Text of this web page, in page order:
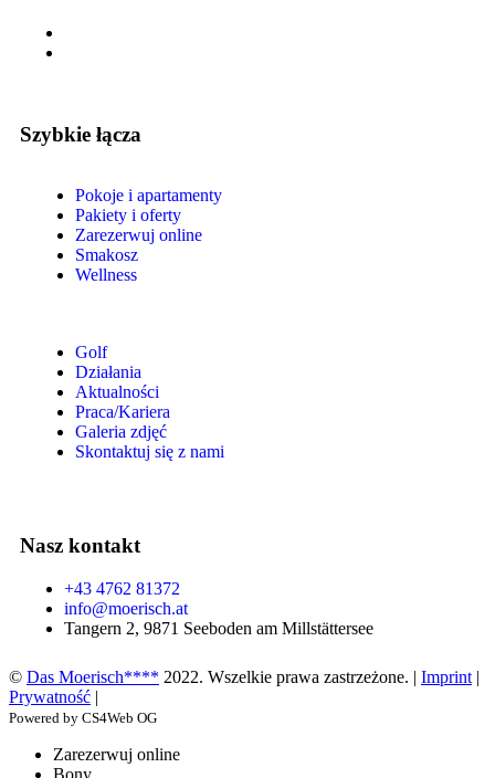
Szybkie łącza
Pokoje i apartamenty
Pakiety i oferty
Zarezerwuj online
Smakosz
Wellness
Golf
Działania
Aktualności
Praca/Kariera
Galeria zdjęć
Skontaktuj się z nami
Nasz kontakt
+43 4762 81372
info@moerisch.at
Tangern 2, 9871 Seeboden am Millstättersee
© Das Moerisch**** 2022. Wszelkie prawa zastrzeżone. | Imprint |
Prywatność |
Powered by CS4Web OG
Zarezerwuj online
Bony